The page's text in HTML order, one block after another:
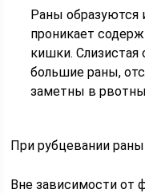
Раны образуются
проникает
кишки. Слизистая
большие раны,
заметны в
При рубцевании
Вне зависимости от